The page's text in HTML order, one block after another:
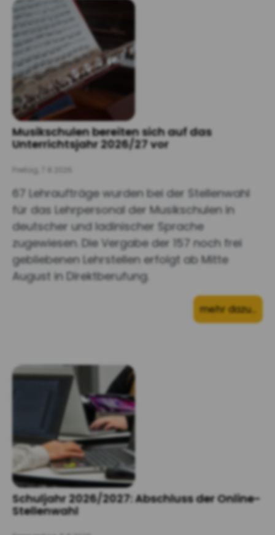
Musikschulen bereiten sich auf das
Unterrichtsjahr 2026/27 vor
Freitag, 7.8.2026
67 Lehraufträge wurden bei der Stellenwahl
für das Lehrpersonal der Musikschulen in
deutscher und ladinischer Sprache
zugewiesen. Die Vergabe der 157 noch frei
gebliebenen Lehrstellen erfolgt ab Mitte
August in Direktberufung.
mehr dazu…
Schuljahr 2026/2027: Abschluss der Online-
Stellenwahl